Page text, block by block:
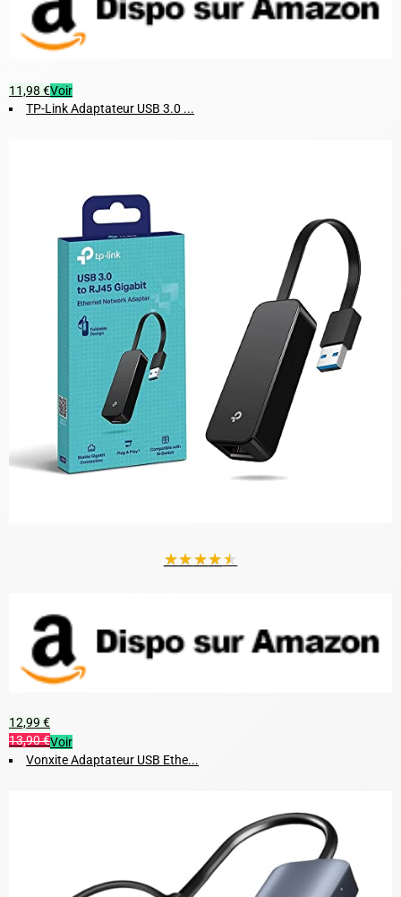
11,98 €Voir
TP-Link Adaptateur USB 3.0 ...
★★★★★
12,99 €
13,90 €Voir
Vonxite Adaptateur USB Ethe...